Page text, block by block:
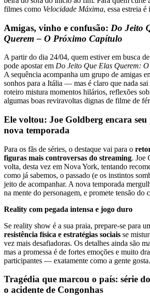
filmes como Velocidade Máxima, essa estreia
Amigas, vinho e confusão: Do Jeito
Querem – O Próximo Capítulo
A partir do dia 24/04, quem estiver em busca
pode apostar em Do Jeito Que Elas Querem:
A sequência acompanha um grupo de amigas
sonhos para a Itália — mas é claro que nada
roteiro mistura momentos hilários, reflexões
algumas boas reviravoltas dignas de filme de
Ele voltou: Joe Goldberg encara seu
nova temporada
Para os fãs de séries, o destaque vai para o
figuras mais controversas do streaming. Joe
volta, desta vez em Nova York, tentando
como já sabemos, o passado (e os instintos
jeito de acompanhar. A nova temporada
na mente do personagem, e promete tensão do
Reality com pegada intensa e jogo duro
Se reality show é a sua praia, prepare-se para
resistência física e estratégias sociais se
vez mais desafiadoras. Os detalhes ainda são
mas a promessa é de fortes emoções e muito
participantes — exatamente como a gente gosta.
Tragédia que marcou o país: série
o acidente de Congonhas